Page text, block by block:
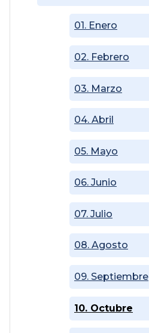
01. Enero
02. Febrero
03. Marzo
04. Abril
05. Mayo
06. Junio
07. Julio
08. Agosto
09. Septiembre
10. Octubre